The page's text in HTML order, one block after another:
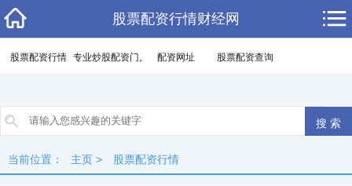
股票配资行情财经网
股票配资行情 专业炒股配资门户 配资网址 股票配资查询
当前位置： 主页 > 股票配资行情